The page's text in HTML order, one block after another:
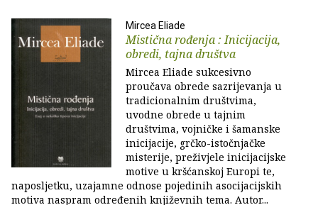
Mircea Eliade
Mistična rođenja : Inicijacija,
obredi, tajna društva
Mircea Eliade sukcesivno
proučava obrede sazrijevanja u
tradicionalnim društvima,
uvodne obrede u tajnim
društvima, vojničke i šamanske
inicijacije, grčko-istočnjačke
misterije, preživjele inicijacijske
motive u kršćanskoj Europi te,
naposljetku, uzajamne odnose pojedinih asocijacijskih
motiva naspram određenih književnih tema. Autor...